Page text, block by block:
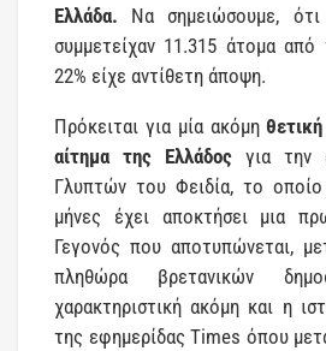
Ελλάδα. Να σημειώσουμε,
συμμετείχαν 11.315 άτομα
22% είχε αντίθετη άποψη.
Πρόκειται για μία ακόμη
αίτημα της Ελλάδος για την
Γλυπτών του Φειδία, το
μήνες έχει αποκτήσει μια
Γεγονός που αποτυπώνεται,
πληθώρα βρετανικών
χαρακτηριστική ακόμη και η
της εφημερίδας Times όπου